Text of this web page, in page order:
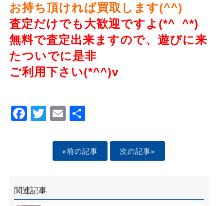
お持ち頂ければ買取します(^^)
査定だけでも大歓迎ですよ(*^_^*)
無料で査定出来ますので、遊びに来
たついでに是非
ご利用下さい(*^^)v
Facebook
Twitter
EmailShare
«前の記事 次の記事»
関連記事